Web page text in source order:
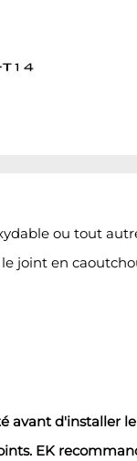
ou tout
joint en
avant d'installer
EK